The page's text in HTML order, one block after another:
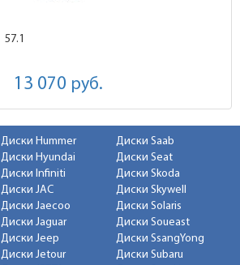
57.1
13 070 руб.
Диски Hummer
Диски Hyundai
Диски Infiniti
Диски JAC
Диски Jaecoo
Диски Jaguar
Диски Jeep
Диски Jetour
Диски Saab
Диски Seat
Диски Skoda
Диски Skywell
Диски Solaris
Диски Soueast
Диски SsangYong
Диски Subaru